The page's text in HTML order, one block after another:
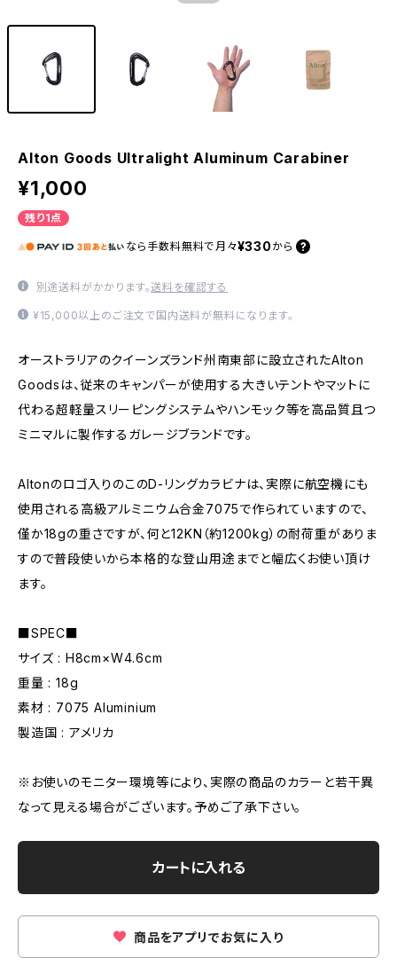
Alton Goods Ultralight Aluminum Carabiner
¥1,000
残り1点
なら 手数料無料で 月々¥330 から
別途送料がかかります。送料を確認する
¥15,000以上のご注文で国内送料が無料になります。
オーストラリアのクイーンズランド州南東部に設立されたAlton
Goodsは、従来のキャンパーが使用する大きいテントやマットに
代わる超軽量スリーピングシステムやハンモック等を高品質且つ
ミニマルに製作するガレージブランドです。
Altonのロゴ入りのこのD-リングカラビナは、実際に航空機にも
使用される高級アルミニウム合金7075で作られていますので、
僅か18gの重さですが、何と12KN（約1200kg）の耐荷重がありま
すので普段使いから本格的な登山用途までと幅広くお使い頂け
ます。
■SPEC■
サイズ : H8cm×W4.6cm
重量 : 18g
素材 : 7075 Aluminium
製造国 : アメリカ
※お使いのモニター環境等により、実際の商品のカラーと若干異
なって見える場合がございます。予めご了承下さい。
カートに入れる
商品をアプリでお気に入り